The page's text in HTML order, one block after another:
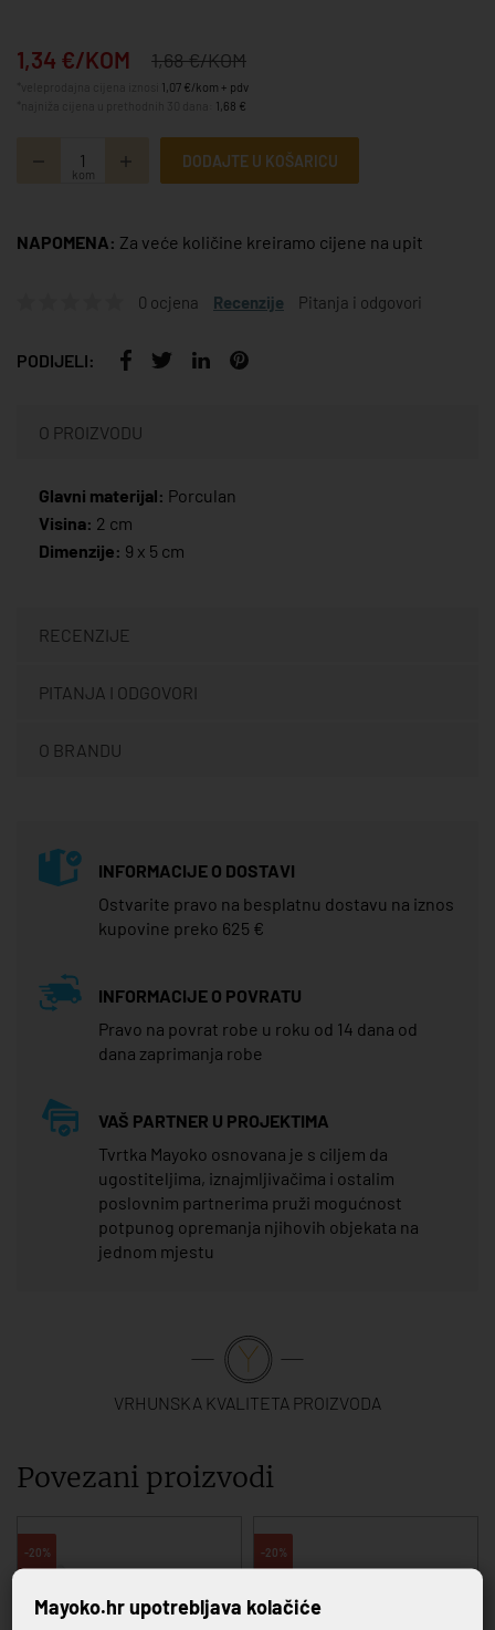
1,34 €/KOM 1,68 €/KOM
1,07 €/kom + pdv
1,68 €
kom
DODAJTE U KOŠARICU
NAPOMENA: Za veće količine kreiramo cijene na upit
0 ocjena Recenzije Pitanja i odgovori
PODIJELI:
O PROIZVODU
Glavni materijal: Porculan
Visina: 2 cm
Dimenzije: 9 x 5 cm
RECENZIJE
PITANJA I ODGOVORI
O BRANDU
INFORMACIJE O DOSTAVI
Ostvarite pravo na besplatnu dostavu na iznos
kupovine preko 625 €
INFORMACIJE O POVRATU
Pravo na povrat robe u roku od 14 dana od
dana zaprimanja robe
VAŠ PARTNER U PROJEKTIMA
Tvrtka Mayoko osnovana je s ciljem da
ugostiteljima, iznajmljivačima i ostalim
poslovnim partnerima pruži mogućnost
potpunog opremanja njihovih objekata na
jednom mjestu
VRHUNSKA KVALITETA PROIZVODA
Povezani proizvodi
-20% -20%
Mayoko.hr upotrebljava kolačiće